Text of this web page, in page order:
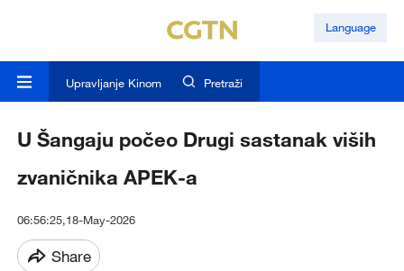
Language
Upravljanje Kinom Pretraži
U Šangaju počeo Drugi sastanak viših
zvaničnika APEK-a
06:56:25,18-May-2026
Share